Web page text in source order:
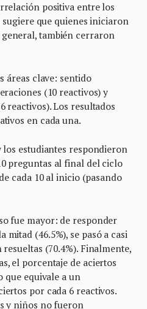
positiva entre los
que quienes iniciaron
también cerraron
áreas clave: sentido
(10 reactivos) y
reactivos). Los resultados
en cada una.
estudiantes respondieron
preguntas al final del ciclo
cada 10 al inicio (pasando
fue mayor: de responder
(46.5%), se pasó a casi
(70.4%). Finalmente,
el porcentaje de aciertos
que equivale a un
por cada 6 reactivos.
y niños no fueron